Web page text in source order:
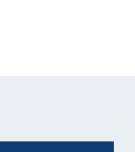
- Apertura in
nuova finestra
di posta
meno